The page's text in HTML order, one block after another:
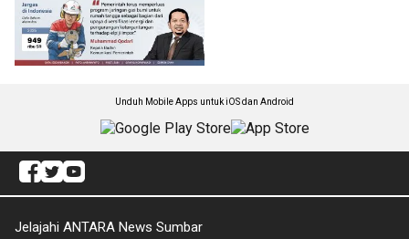
Unduh Mobile Apps untuk iOS dan Android
Jelajahi ANTARA News Sumbar